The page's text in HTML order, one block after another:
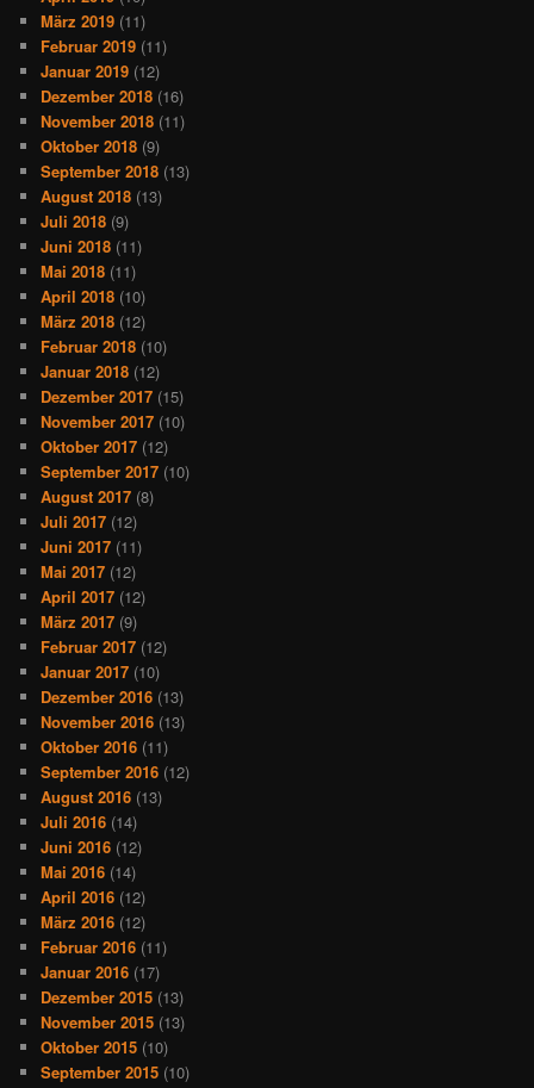
März 2019 (11)
Februar 2019 (11)
Januar 2019 (12)
Dezember 2018 (16)
November 2018 (11)
Oktober 2018 (9)
September 2018 (13)
August 2018 (13)
Juli 2018 (9)
Juni 2018 (11)
Mai 2018 (11)
April 2018 (10)
März 2018 (12)
Februar 2018 (10)
Januar 2018 (12)
Dezember 2017 (15)
November 2017 (10)
Oktober 2017 (12)
September 2017 (10)
August 2017 (8)
Juli 2017 (12)
Juni 2017 (11)
Mai 2017 (12)
April 2017 (12)
März 2017 (9)
Februar 2017 (12)
Januar 2017 (10)
Dezember 2016 (13)
November 2016 (13)
Oktober 2016 (11)
September 2016 (12)
August 2016 (13)
Juli 2016 (14)
Juni 2016 (12)
Mai 2016 (14)
April 2016 (12)
März 2016 (12)
Februar 2016 (11)
Januar 2016 (17)
Dezember 2015 (13)
November 2015 (13)
Oktober 2015 (10)
September 2015 (10)